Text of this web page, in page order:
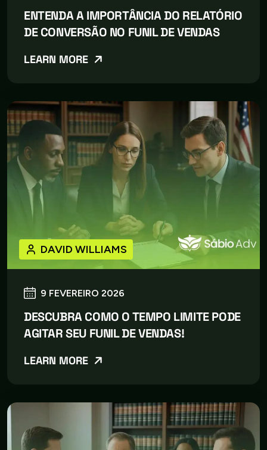
ENTENDA A IMPORTÂNCIA DO RELATÓRIO
DE CONVERSÃO NO FUNIL DE VENDAS
LEARN MORE
9 FEVEREIRO 2026
DAVID WILLIAMS
DESCUBRA COMO O TEMPO LIMITE PODE
AGITAR SEU FUNIL DE VENDAS!
LEARN MORE